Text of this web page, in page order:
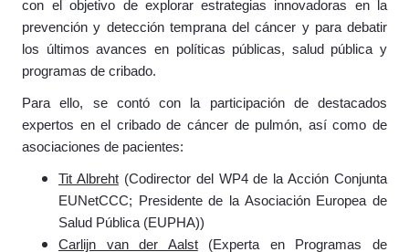
con el objetivo de explorar estrategias innovadoras en la
prevención y detección temprana del cáncer y para debatir
los últimos avances en políticas públicas, salud pública y
programas de cribado.
Para ello, se contó con la participación de destacados
expertos en el cribado de cáncer de pulmón, así como de
asociaciones de pacientes:
Tit Albreht(Codirector del WP4 ​​de la Acción Conjunta
EUNetCCC; Presidente de la Asociación Europea de
Salud Pública (EUPHA))
Carlijn van der Aalst(Experta en Programas de